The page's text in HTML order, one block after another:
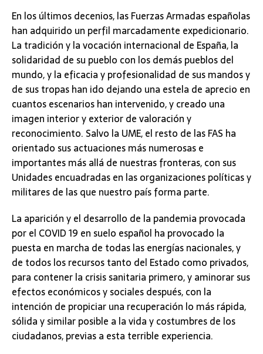
En los últimos decenios, las Fuerzas Armadas españolas
han adquirido un perfil marcadamente expedicionario.
La tradición y la vocación internacional de España, la
solidaridad de su pueblo con los demás pueblos del
mundo, y la eficacia y profesionalidad de sus mandos y
de sus tropas han ido dejando una estela de aprecio en
cuantos escenarios han intervenido, y creado una
imagen interior y exterior de valoración y
reconocimiento. Salvo la UME, el resto de las FAS ha
orientado sus actuaciones más numerosas e
importantes más allá de nuestras fronteras, con sus
Unidades encuadradas en las organizaciones políticas y
militares de las que nuestro país forma parte.
La aparición y el desarrollo de la pandemia provocada
por el COVID 19 en suelo español ha provocado la
puesta en marcha de todas las energías nacionales, y
de todos los recursos tanto del Estado como privados,
para contener la crisis sanitaria primero, y aminorar sus
efectos económicos y sociales después, con la
intención de propiciar una recuperación lo más rápida,
sólida y similar posible a la vida y costumbres de los
ciudadanos, previas a esta terrible experiencia.